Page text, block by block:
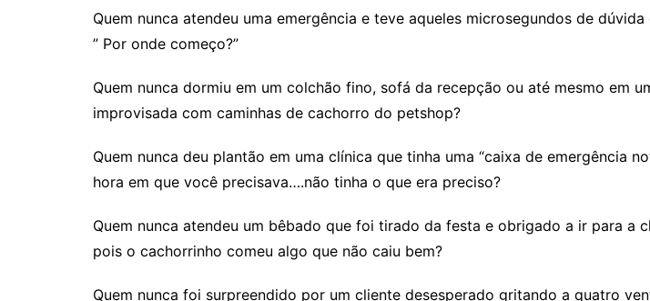
Quem nunca atendeu uma emergência e teve aqueles microsegundos de
” Por onde começo?”
Quem nunca dormiu em um colchão fino, sofá da recepção ou até mesmo em
improvisada com caminhas de cachorro do petshop?
Quem nunca deu plantão em uma clínica que tinha uma “caixa de emergência
hora em que você precisava….não tinha o que era preciso?
Quem nunca atendeu um bêbado que foi tirado da festa e obrigado a ir para a
pois o cachorrinho comeu algo que não caiu bem?
Quem nunca foi surpreendido por um cliente desesperado gritando a quatro